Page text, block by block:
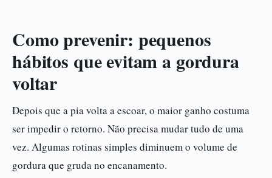
Como prevenir: pequenos
hábitos que evitam a gordura
voltar
Depois que a pia volta a escoar, o maior ganho costuma
ser impedir o retorno. Não precisa mudar tudo de uma
vez. Algumas rotinas simples diminuem o volume de
gordura que gruda no encanamento.